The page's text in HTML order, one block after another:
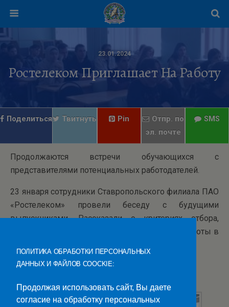
23.01.2024
Ростелеком Приглашает На Работу
Поделиться Твитнуть Pin
Отпр. по
эл. почте
SMS
Продолжаются встречи обучающихся с
представителями потенциальных работодателей.
23 января сотрудники Ставропольского филиала ПАО
«Ростелеком» провели беседу с будущими
выпускниками. Рассказали о критериях отбора,
условиях приема на работу, преимуществах работы в
Встреча закончилась оживленной дискуссией.
ПОЛИТИКА ОБРАБОТКИ ПЕРСОНАЛЬНЫХ
ДАННЫХ И ФАЙЛОВ COOCKIE:
Продолжая использовать сайт, Вы даете
согласие на обработку персональных